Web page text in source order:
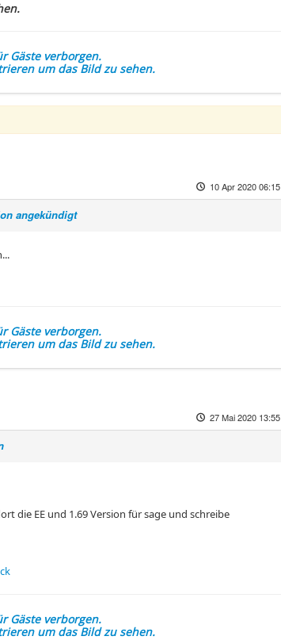
Gäste verborgen.
um das Bild zu sehen.
10 Apr 2020 06:15
angekündigt
Gäste verborgen.
um das Bild zu sehen.
27 Mai 2020 13:55
die EE und 1.69 Version für sage und schreibe
Gäste verborgen.
um das Bild zu sehen.